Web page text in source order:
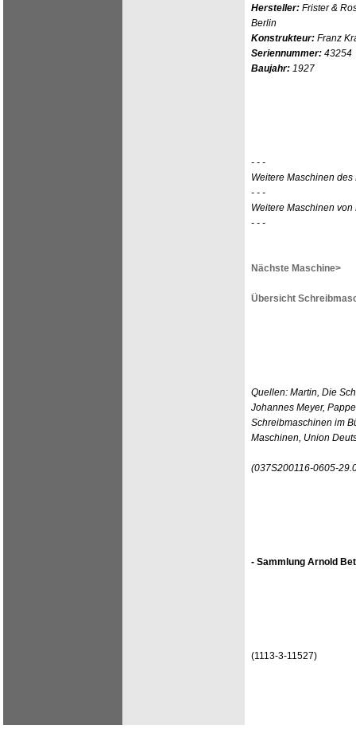
Hersteller: Frister &
Berlin
Konstrukteur: Franz
Seriennummer: 43254
Baujahr: 1927
- - -
Weitere Maschinen
- - -
Weitere Maschinen
- - -
Nächste Maschine>
Übersicht
Quellen: Martin, Die
Johannes Meyer,
Schreibmaschinen im
Maschinen, Union
(037S200116-0605-
- Sammlung Arnold
(1113-3-11527)